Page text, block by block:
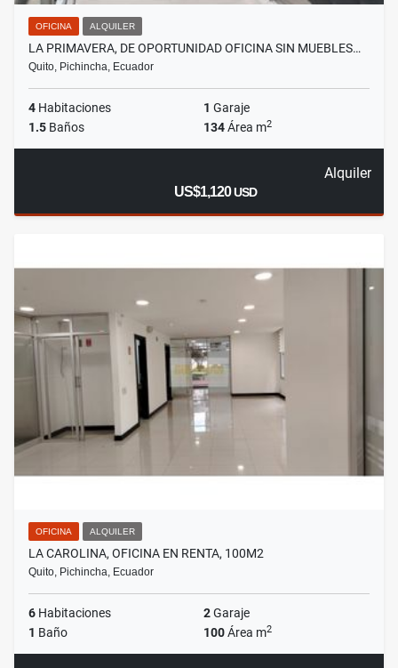
OFICINA ALQUILER
LA PRIMAVERA, DE OPORTUNIDAD OFICINA SIN MUEBLES…
Quito, Pichincha, Ecuador
4 Habitaciones 1 Garaje
1.5 Baños 134Área m2
Alquiler
US$1,120USD
OFICINA ALQUILER
LA CAROLINA, OFICINA EN RENTA, 100M2
Quito, Pichincha, Ecuador
6 Habitaciones 2Garaje
1 Baño 100Área m2